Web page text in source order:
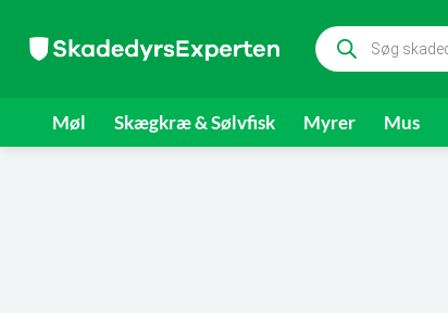
indhold
Products
search
Møl Skægkræ & Sølvfisk Myrer Mus